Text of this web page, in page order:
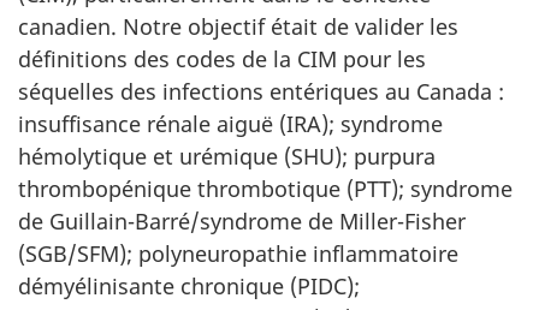
canadien. Notre objectif était de valider les
définitions des codes de la CIM pour les
séquelles des infections entériques au Canada :
insuffisance rénale aiguë (IRA); syndrome
hémolytique et urémique (SHU); purpura
thrombopénique thrombotique (PTT); syndrome
de Guillain-Barré/syndrome de Miller-Fisher
(SGB/SFM); polyneuropathie inflammatoire
démyélinisante chronique (PIDC);